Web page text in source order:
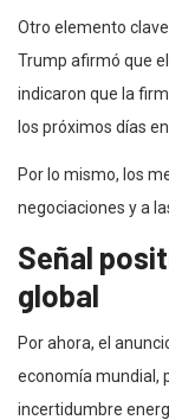
Otro elemento
Trump afirmó que
indicaron que la
los próximos días
Por lo mismo, los
negociaciones y a
Señal
global
Por ahora, el
economía mundial,
incertidumbre